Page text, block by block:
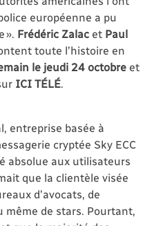
européenne a pu
». Frédéric Zalac et Paul
toute l’histoire en
le jeudi 24 octobre et
ICI TÉLÉ
entreprise basée à
cryptée Sky ECC
absolue aux utilisateurs
que la clientèle visée
d’avocats, de
même de stars. Pourtant,